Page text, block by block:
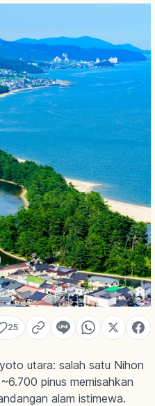
25
utara: salah satu Nihon
pinus memisahkan
alam istimewa.